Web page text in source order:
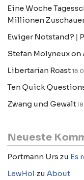
Eine Woche
Millionen
Ewiger Notstand? |
Stefan Molyneux on
Libertarian Roast
Ten Quick
Zwang und Gewalt
Neueste
Portmann Urs zu Es
LewHol zu About